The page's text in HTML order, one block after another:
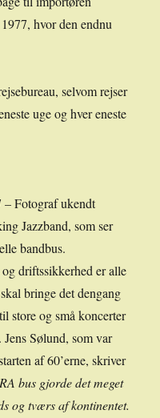
hvor den endnu
selvom rejser
uge og hver eneste
– Fotograf ukendt
Jazzband, som ser
bandbus.
driftssikkerhed er alle
bringe det dengang
store og små koncerter
Jens Sølund, som var
af 60’erne, skriver
bus gjorde det meget
og tværs af kontinentet.